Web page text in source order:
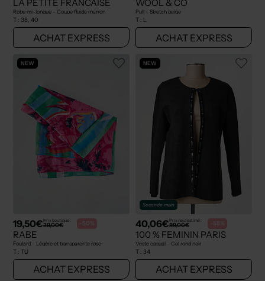
LA PETITE FRANCAISE
Robe mi-longue - Coupe fluide marron
T : 38, 40
ACHAT EXPRESS
WOOL & CO
Pull - Stretch beige
T : L
ACHAT EXPRESS
NEW
19,50€Prix boutique :
39,00€ -50%
RABE
Foulard - Légère et transparente rose
T : TU
ACHAT EXPRESS
NEW
Seconde main
40,06€Prix neuf estimé :
89,00€ -55%
100 % FEMININ PARIS
Veste casual - Col rond noir
T : 34
ACHAT EXPRESS